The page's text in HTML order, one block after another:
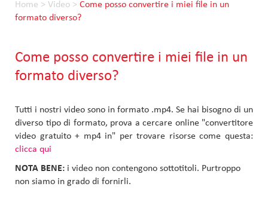
Home > Video > Come posso convertire i miei file in un
formato diverso?
Come posso convertire i miei file in un
formato diverso?
Tutti i nostri video sono in formato .mp4. Se hai bisogno di un
diverso tipo di formato, prova a cercare online "convertitore
video gratuito + mp4 in" per trovare risorse come questa:
clicca qui
NOTA BENE: i video non contengono sottotitoli. Purtroppo
non siamo in grado di fornirli.